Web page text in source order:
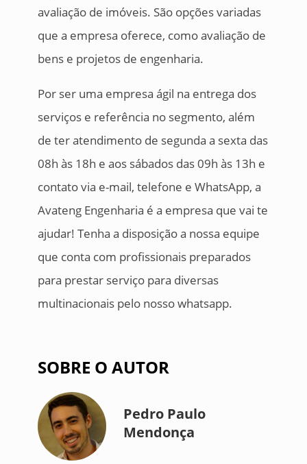
avaliação de imóveis. São opções variadas
que a empresa oferece, como avaliação de
bens e projetos de engenharia.
Por ser uma empresa ágil na entrega dos
serviços e referência no segmento, além
de ter atendimento de segunda a sexta das
08h às 18h e aos sábados das 09h às 13h e
contato via e-mail, telefone e WhatsApp, a
Avateng Engenharia é a empresa que vai te
ajudar! Tenha a disposição a nossa equipe
que conta com profissionais preparados
para prestar serviço para diversas
multinacionais pelo nosso whatsapp.
SOBRE O AUTOR
Pedro Paulo
Mendonça